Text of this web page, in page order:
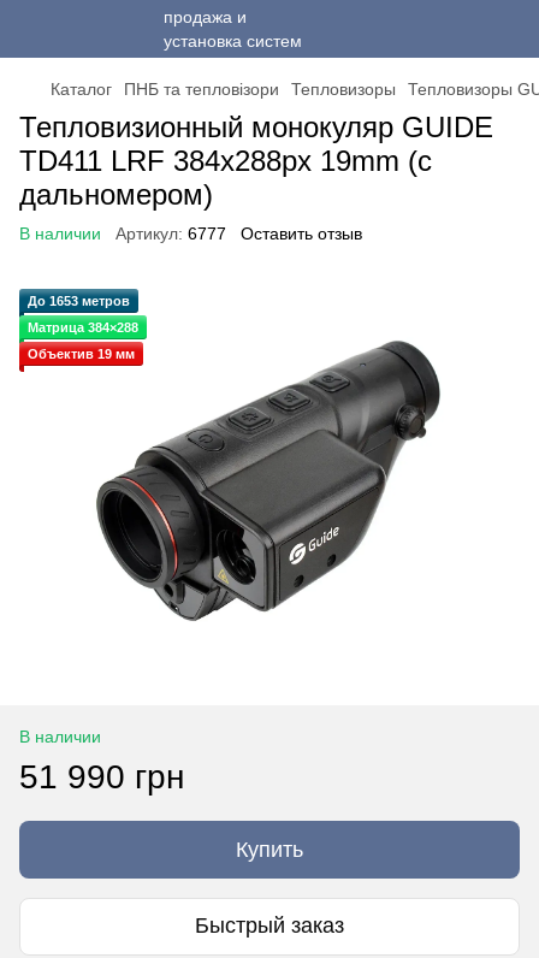
Каталог ПНБ та тепловізори Тепловизоры Тепловизоры
Тепловизионный монокуляр GUIDE
TD411 LRF 384x288px 19mm (с
дальномером)
В наличии Артикул: 6777 Оставить отзыв
До 1653 метров
Матрица 384×288
Объектив 19 мм
В наличии
51 990 грн
Купить
Быстрый заказ